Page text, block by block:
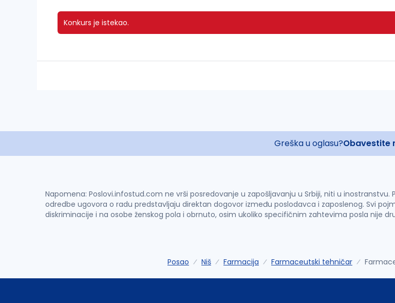
Konkurs je istekao.
Greška u oglasu?Obavestite
Napomena: Poslovi.infostud.com ne vrši posredovanje u zapošljavanju u Srbiji, niti u
odredbe ugovora o radu predstavljaju direktan dogovor između poslodavca i zaposlenog. Svi
diskriminacije i na osobe ženskog pola i obrnuto, osim ukoliko specifičnim zahtevima posla nije
Posao Niš Farmacija Farmaceutski tehničar